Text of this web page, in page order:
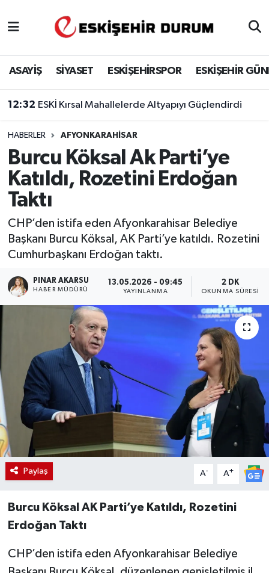
ASAYİŞ SİYASET ESKİŞEHİRSPOR ESKİŞEHİR
12:32 ESKİ Kırsal Mahallelerde Altyapıyı Güçlendirdi
HABERLER AFYONKARAHISAR
Burcu Köksal Ak Parti’ye
Katıldı, Rozetini Erdoğan
Taktı
CHP’den istifa eden Afyonkarahisar Belediye
Başkanı Burcu Köksal, AK Parti’ye katıldı. Rozetini
Cumhurbaşkanı Erdoğan taktı.
PINAR AKARSU
HABER MÜDÜRÜ
13.05.2026 - 09:45
YAYINLANMA
2 DK
OKUNMA SÜRESI
Paylaş A- A+
Burcu Köksal AK Parti’ye Katıldı, Rozetini
Erdoğan Taktı
CHP’den istifa eden Afyonkarahisar Belediye
Eskişehir Hava Durumu
Eskişehir Namaz Vakitleri
Eskişehir Trafik Yoğunluk Haritası
Süper Lig Puan Durumu ve Fikstür
Tüm Manşetler
Son Dakika Haberleri
Haber Arşivi